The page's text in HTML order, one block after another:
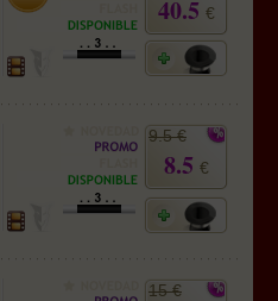
40.5 €
9.5 €
8.5 €
15 €